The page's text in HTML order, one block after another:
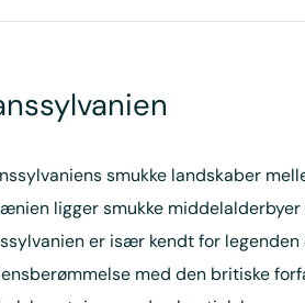
smukke landskaber
ligger smukke
er især kendt for
med den britiske